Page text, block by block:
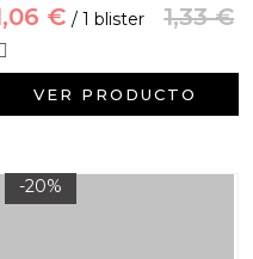
€ / 1 blister 1,33 €
VER PRODUCTO
-20%